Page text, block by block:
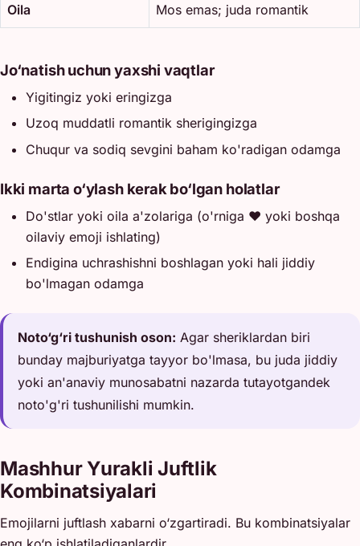
Oila Mos emas; juda romantik
Jo‘natish uchun yaxshi vaqtlar
Yigitingiz yoki eringizga
Uzoq muddatli romantik sherigingizga
Chuqur va sodiq sevgini baham ko'radigan odamga
Ikki marta o‘ylash kerak bo‘lgan holatlar
Do'stlar yoki oila a'zolariga (o'rniga ❤️ yoki boshqa
oilaviy emoji ishlating)
Endigina uchrashishni boshlagan yoki hali jiddiy
bo'lmagan odamga
Noto‘g‘ri tushunish oson: Agar sheriklardan biri
bunday majburiyatga tayyor bo'lmasa, bu juda jiddiy
yoki an'anaviy munosabatni nazarda tutayotgandek
noto'g'ri tushunilishi mumkin.
Mashhur Yurakli Juftlik
Kombinatsiyalari
Emojilarni juftlash xabarni o‘zgartiradi. Bu kombinatsiyalar